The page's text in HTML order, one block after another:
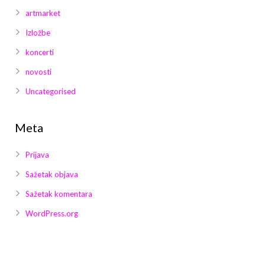
artmarket
Izložbe
koncerti
novosti
Uncategorised
Meta
Prijava
Sažetak objava
Sažetak komentara
WordPress.org